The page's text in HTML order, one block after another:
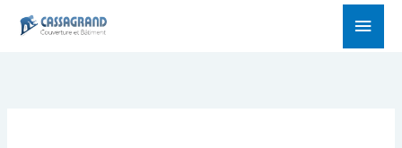
Menu